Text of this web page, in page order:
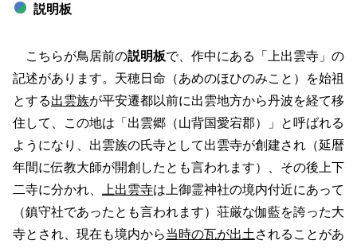
説明板
こちらが鳥居前の説明板で、作中にある「上出雲寺」の
記述があります。天穂日命（あめのほひのみこと）を始祖
とする出雲族が平安遷都以前に出雲地方から丹波を経て移
住して、この地は「出雲郷（山背国愛宕郡）」と呼ばれる
ようになり、出雲族の氏寺として出雲寺が創建され（延暦
年間に伝教大師が開創したとも言われます）、その後上下
二寺に分かれ、
上出雲寺は上御霊神社の境内付近にあって
（鎮守社であったとも言われます）荘厳な伽藍を誇った大
寺とされ、現在も境内から当時の瓦が出土 されることがあ